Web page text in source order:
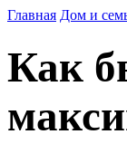
Главная Дом и
Как